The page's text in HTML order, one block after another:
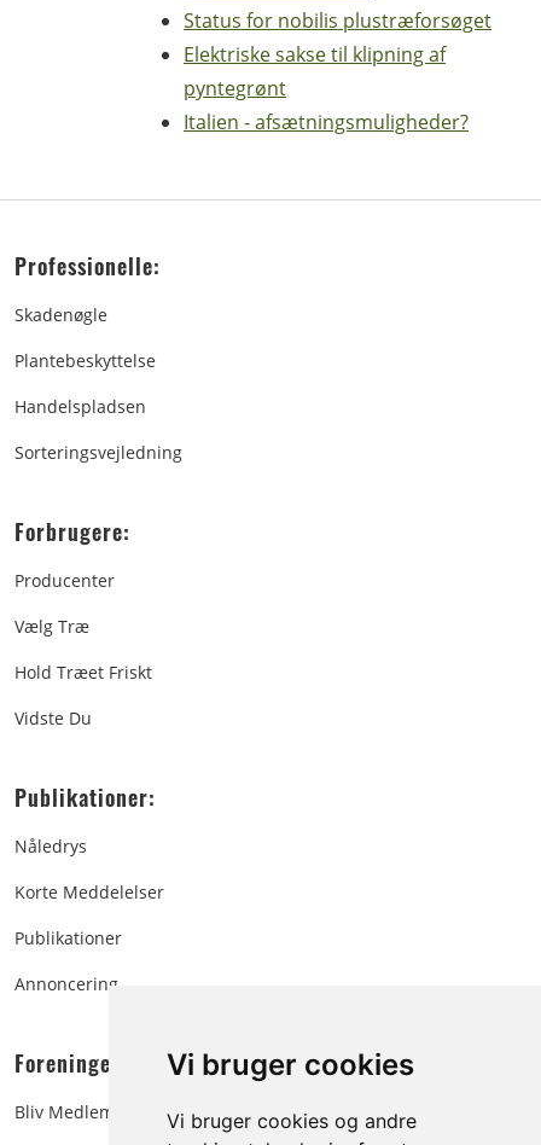
Vi bruger cookies
Vi bruger cookies og andre
Status for nobilis plustræforsøget
Elektriske sakse til klipning af
pyntegrønt
Italien - afsætningsmuligheder?
Professionelle:
Skadenøgle
Plantebeskyttelse
Handelspladsen
Sorteringsvejledning
Forbrugere:
Producenter
Vælg Træ
Hold Træet Friskt
Vidste Du
Publikationer:
Nåledrys
Korte Meddelelser
Publikationer
Annoncering
Foreningen:
Bliv Medlem